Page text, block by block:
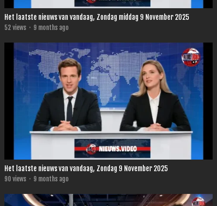
Het laatste nieuws van vandaag, Zondag middag 9 November 2025
52 views · 9 months ago
Het laatste nieuws van vandaag, Zondag 9 November 2025
90 views · 9 months ago